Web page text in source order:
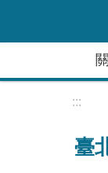
:::
臺